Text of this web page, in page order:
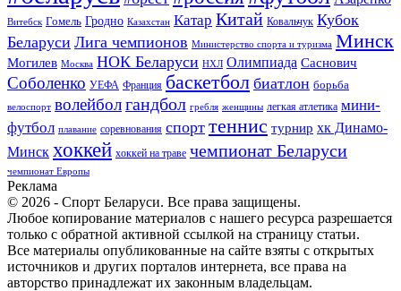
Витебск Гомель Гродно Казахстан Катар Китай Ковальчук Кубок
Беларуси Лига чемпионов Министерство спорта и туризма Минск
Могилев Москва НОК Беларуси НХЛ Олимпиада Саснович
Соболенко УЕФА Франция баскетбол биатлон борьба
велоспорт волейболгандбол гребля женщины легкая атлетика мини-
футбол плавание соревнования спорт теннис турнир хк Динамо-
Минск хоккей хоккей на траве чемпионат Беларуси
чемпионат Европы
Реклама
© 2026 - Спорт Беларуси. Все права защищены.
Любое копирование материалов с нашего ресурса разрешается
только с обратной активной ссылкой на страницу статьи.
Все материалы опубликованные на сайте взяты с открытых
источников и других порталов интернета, все права на
авторство принадлежат их законным владельцам.